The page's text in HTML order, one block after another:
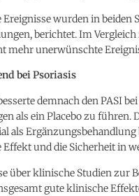
wurden in
berichtet. Im
unerwünschte
bei Psoriasis
demnach den PASI
als ein Placebo zu führen.
als
Effekt und die Sicherheit in
über klinische Studien zur
gute klinische